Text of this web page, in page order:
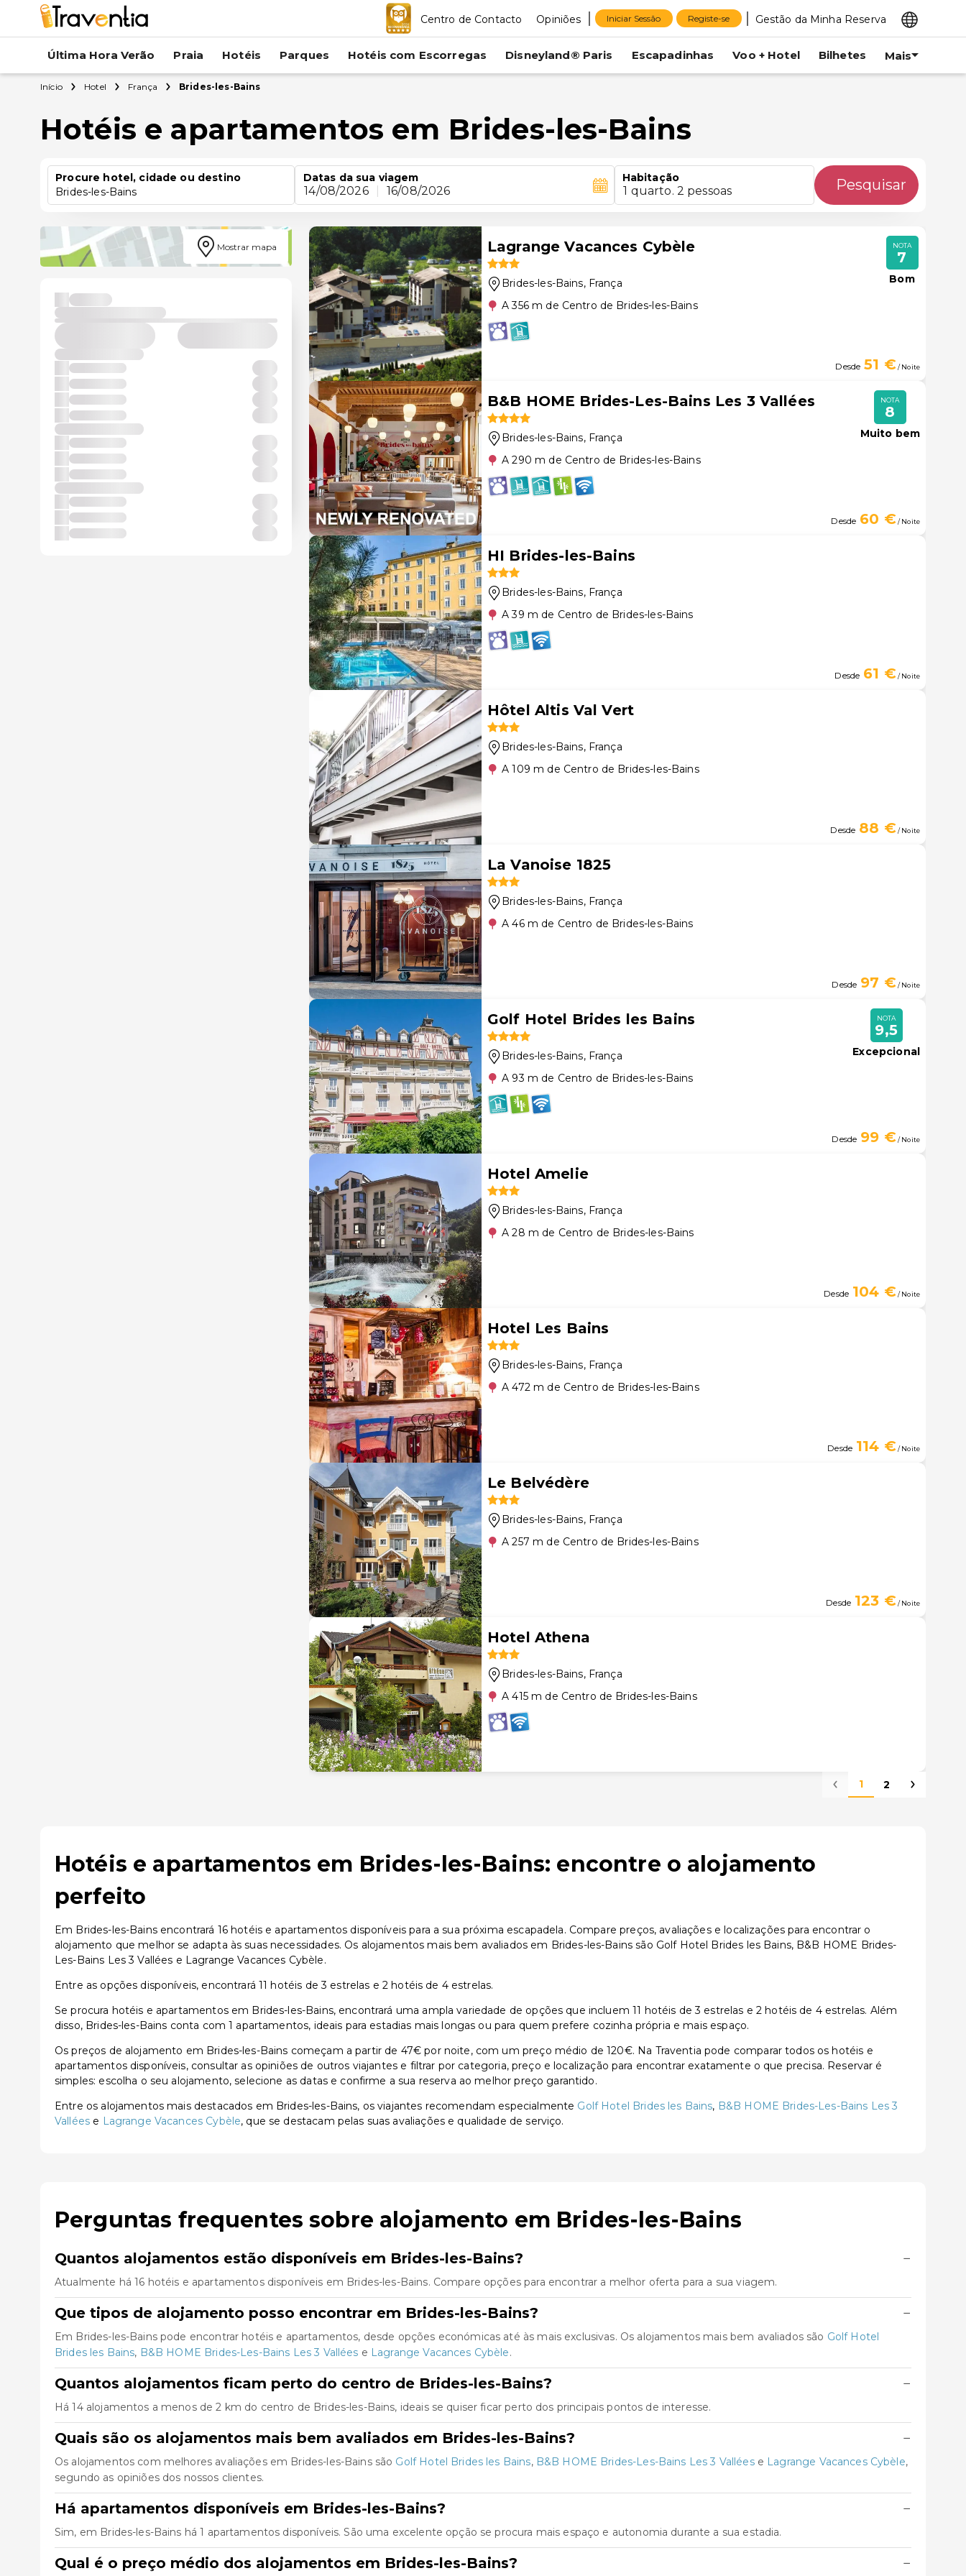
Centro de Contacto Opiniões Iniciar Sessão Registe-se Gestão da Minha Reserva
Última Hora Verão Praia Hotéis Parques Hotéis com Escorregas Disneyland® Paris Escapadinhas Voo + Hotel Bilhetes Mais
Início Hotel França Brides-les-Bains
Hotéis e apartamentos em Brides-les-Bains
Procure hotel, cidade ou destino
Brides-les-Bains
Datas da sua viagem
14/08/2026 16/08/2026
Habitação
1 quarto. 2 pessoas Pesquisar
Mostrar mapa Lagrange Vacances Cybèle
Brides-les-Bains, França
A 356 m de Centro de Brides-les-Bains
NOTA
7
Bom
Desde 51 €/ Noite
B&B HOME Brides-Les-Bains Les 3 Vallées
Brides-les-Bains, França
A 290 m de Centro de Brides-les-Bains
NOTA
8
Muito bem
Desde 60 €/ Noite
HI Brides-les-Bains
Brides-les-Bains, França
A 39 m de Centro de Brides-les-Bains
Desde 61 €/ Noite
Hôtel Altis Val Vert
Brides-les-Bains, França
A 109 m de Centro de Brides-les-Bains
Desde 88 €/ Noite
La Vanoise 1825
Brides-les-Bains, França
A 46 m de Centro de Brides-les-Bains
Desde 97 €/ Noite
Golf Hotel Brides les Bains
Brides-les-Bains, França
A 93 m de Centro de Brides-les-Bains
NOTA
9,5
Excepcional
Desde 99 €/ Noite
Hotel Amelie
Brides-les-Bains, França
A 28 m de Centro de Brides-les-Bains
Desde 104 €/ Noite
Hotel Les Bains
Brides-les-Bains, França
A 472 m de Centro de Brides-les-Bains
Desde 114 €/ Noite
Le Belvédère
Brides-les-Bains, França
A 257 m de Centro de Brides-les-Bains
Desde 123 €/ Noite
Hotel Athena
Brides-les-Bains, França
A 415 m de Centro de Brides-les-Bains
1 2
Hotéis e apartamentos em Brides-les-Bains: encontre o alojamento
perfeito
Em Brides-les-Bains encontrará 16 hotéis e apartamentos disponíveis para a sua próxima escapadela. Compare preços, avaliações e localizações para encontrar o
alojamento que melhor se adapta às suas necessidades. Os alojamentos mais bem avaliados em Brides-les-Bains são Golf Hotel Brides les Bains, B&B HOME Brides-
Les-Bains Les 3 Vallées e Lagrange Vacances Cybèle.
Entre as opções disponíveis, encontrará 11 hotéis de 3 estrelas e 2 hotéis de 4 estrelas.
Se procura hotéis e apartamentos em Brides-les-Bains, encontrará uma ampla variedade de opções que incluem 11 hotéis de 3 estrelas e 2 hotéis de 4 estrelas. Além
disso, Brides-les-Bains conta com 1 apartamentos, ideais para estadias mais longas ou para quem prefere cozinha própria e mais espaço.
Os preços de alojamento em Brides-les-Bains começam a partir de 47€ por noite, com um preço médio de 120€. Na Traventia pode comparar todos os hotéis e
apartamentos disponíveis, consultar as opiniões de outros viajantes e filtrar por categoria, preço e localização para encontrar exatamente o que precisa. Reservar é
simples: escolha o seu alojamento, selecione as datas e confirme a sua reserva ao melhor preço garantido.
Entre os alojamentos mais destacados em Brides-les-Bains, os viajantes recomendam especialmente Golf Hotel Brides les Bains, B&B HOME Brides-Les-Bains Les 3
Vallées e Lagrange Vacances Cybèle, que se destacam pelas suas avaliações e qualidade de serviço.
Perguntas frequentes sobre alojamento em Brides-les-Bains
Quantos alojamentos estão disponíveis em Brides-les-Bains? −
Atualmente há 16 hotéis e apartamentos disponíveis em Brides-les-Bains. Compare opções para encontrar a melhor oferta para a sua viagem.
Que tipos de alojamento posso encontrar em Brides-les-Bains? −
Em Brides-les-Bains pode encontrar hotéis e apartamentos, desde opções económicas até às mais exclusivas. Os alojamentos mais bem avaliados são Golf Hotel
Brides les Bains, B&B HOME Brides-Les-Bains Les 3 Vallées e Lagrange Vacances Cybèle.
Quantos alojamentos ficam perto do centro de Brides-les-Bains? −
Há 14 alojamentos a menos de 2 km do centro de Brides-les-Bains, ideais se quiser ficar perto dos principais pontos de interesse.
Quais são os alojamentos mais bem avaliados em Brides-les-Bains? −
Os alojamentos com melhores avaliações em Brides-les-Bains são Golf Hotel Brides les Bains, B&B HOME Brides-Les-Bains Les 3 Valléese Lagrange Vacances Cybèle,
segundo as opiniões dos nossos clientes.
Há apartamentos disponíveis em Brides-les-Bains? −
Sim, em Brides-les-Bains há 1 apartamentos disponíveis. São uma excelente opção se procura mais espaço e autonomia durante a sua estadia.
Qual é o preço médio dos alojamentos em Brides-les-Bains? −